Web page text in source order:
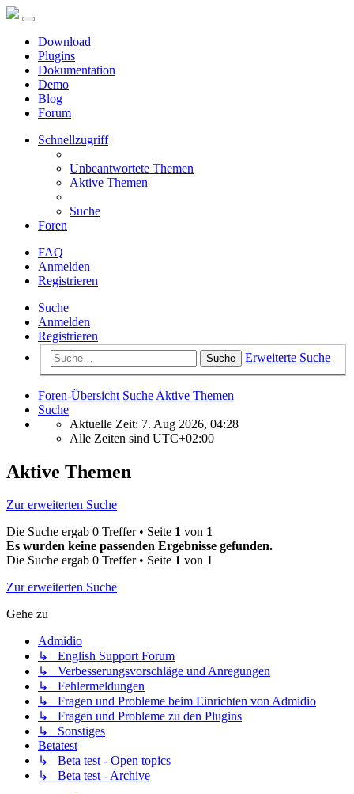
Download
Plugins
Dokumentation
Demo
Blog
Forum
Schnellzugriff
Unbeantwortete Themen
Aktive Themen
Suche
Foren
FAQ
Anmelden
Registrieren
Suche
Anmelden
Registrieren
Suche Erweiterte Suche
Foren-Übersicht Suche Aktive Themen
Suche
Aktuelle Zeit: 7. Aug 2026, 04:28
Alle Zeiten sind UTC+02:00
Aktive Themen
Zur erweiterten Suche
Die Suche ergab 0 Treffer • Seite 1 von 1
Es wurden keine passenden Ergebnisse gefunden.
Die Suche ergab 0 Treffer • Seite 1 von 1
Zur erweiterten Suche
Gehe zu
Admidio
↳ English Support Forum
↳ Verbesserungsvorschläge und Anregungen
↳ Fehlermeldungen
↳ Fragen und Probleme beim Einrichten von Admidio
↳ Fragen und Probleme zu den Plugins
↳ Sonstiges
Betatest
↳ Beta test - Open topics
↳ Beta test - Archive